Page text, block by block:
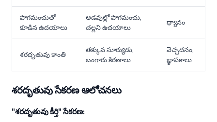
పొగమంచుతో
కూడిన ఉదయాలు
అడవుల్లో పొగమంచు,
చల్లని ఉదయాలు
ధ్యానం
శరదృతువు కాంతి
తక్కువ సూర్యుడు,
బంగారు కిరణాలు
వెచ్చదనం,
జ్ఞాపకాలు
శరదృతువు సేకరణ ఆలోచనలు
"శరదృతువు కీర్తి" సేకరణ: